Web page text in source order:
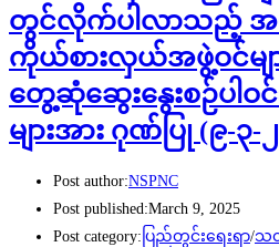
တွင်လိုက်ပါလာသည့် အမ
ကိုယ်စားလှယ်အဖွဲ့ဝင်မျာ
တွေ့ဆုံဆွေးနွေးစဉ်ပါ
များအား ဂုဏ်ပြု (၉-၃-
Post author:NSPNC
Post published:March 9, 2025
Post category: ပြည်တွင်းရေးရာ/သတ